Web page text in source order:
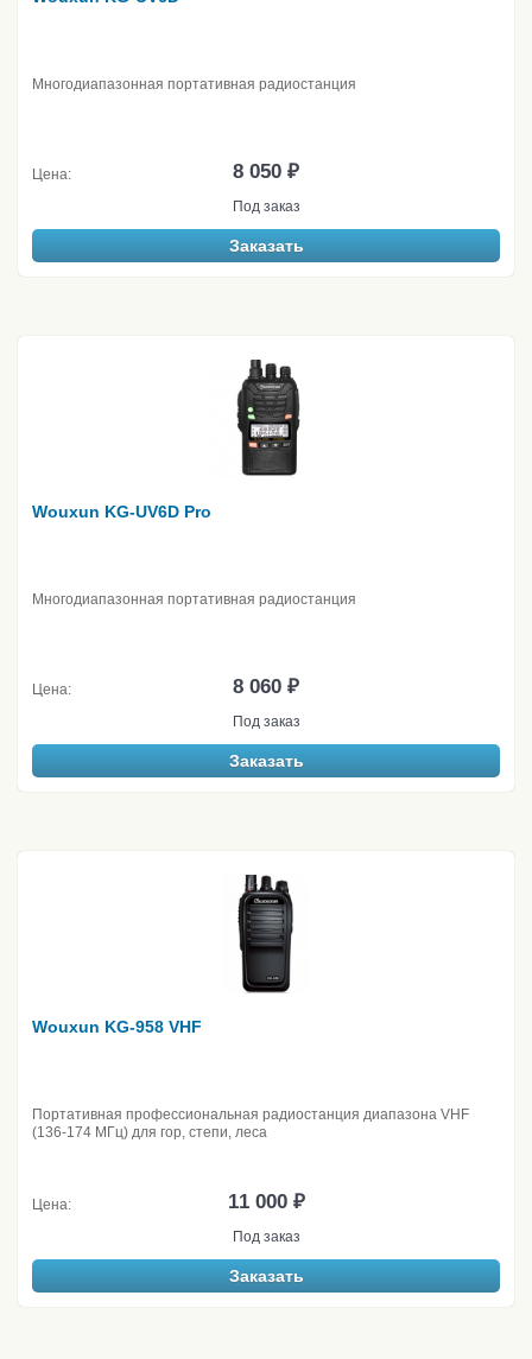
Многодиапазонная портативная радиостанция
Цена: 8 050 ₽
Под заказ
Заказать
Wouxun KG-UV6D Pro
Многодиапазонная портативная радиостанция
Цена: 8 060 ₽
Под заказ
Заказать
Wouxun KG-958 VHF
Портативная профессиональная радиостанция диапазона VHF
(136-174 МГц) для гор, степи, леса
Цена: 11 000 ₽
Под заказ
Заказать